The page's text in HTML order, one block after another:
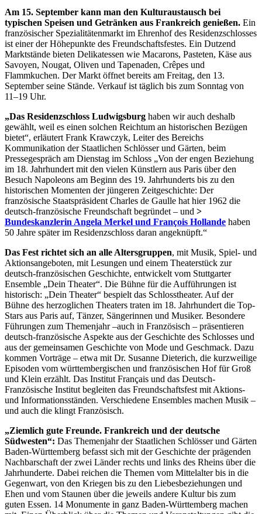
Am 15. September kann man den Kulturaustausch bei
typischen Speisen und Getränken aus Frankreich genießen. Ein
französischer Spezialitätenmarkt im Ehrenhof des Residenzschlosses
ist einer der Höhepunkte des Freundschaftsfestes. Ein Dutzend
Marktstände bieten Delikatessen wie Macarons, Pasteten, Käse aus
Savoyen, Nougat, Oliven und Tapenaden, Crêpes und
Flammkuchen. Der Markt öffnet bereits am Freitag, den 13.
September seine Stände. Verkauf ist täglich bis zum Sonntag von
11–19 Uhr.
„Das Residenzschloss Ludwigsburg haben wir auch deshalb
gewählt, weil es einen solchen Reichtum an historischen Bezügen
bietet“, erläutert Frank Krawczyk, Leiter des Bereichs
Kommunikation der Staatlichen Schlösser und Gärten, beim
Pressegespräch am Dienstag im Schloss „Von der engen Beziehung
im 18. Jahrhundert mit den vielen Künstlern aus Paris über den
Besuch Napoleons am Beginn des 19. Jahrhunderts bis zu den
historischen Momenten der jüngeren Zeitgeschichte: Der
französische Staatspräsident Charles de Gaulle hat hier 1962 die
deutsch-französische Freundschaft begründet – und >
Bundeskanzlerin Angela Merkel und François Hollande haben
50 Jahre später im Residenzschloss daran angeknüpft.“
Das Fest richtet sich an alle Altersgruppen, mit Musik, Spiel- und
Aktionsangeboten, mit Lesungen und einem Theaterstück zur
deutsch-französischen Geschichte, entwickelt vom Stuttgarter
Ensemble „Dein Theater“. Die Bühne für die Aufführungen ist
historisch: „Dein Theater“ bespielt das Schlosstheater. Auf der
Bühne des herzoglichen Theaters traten im 18. Jahrhundert die Top-
Stars aus Paris auf, Tänzer, Sängerinnen und Musiker. Besondere
Führungen zum Themenjahr –auch in Französisch – präsentieren
deutsch-französische Aspekte aus der Geschichte des Schlosses und
aus der gemeinsamen Geschichte von Mode und Geschmack. Dazu
kommen Vorträge – etwa mit Dr. Susanne Dieterich, die kurzweilige
Episoden vom württembergischen und französischen Hof für Groß
und Klein erzählt. Das Institut Français und das Deutsch-
Französische Institut begleiten das Freundschaftsfest mit Aktions-
und Informationsständen. Verschiedene Ensembles machen Musik –
und auch die klingt Französisch.
„Ziemlich gute Freunde. Frankreich und der deutsche
Südwesten“: Das Themenjahr der Staatlichen Schlösser und Gärten
Baden-Württemberg befasst sich mit der Geschichte der prägenden
Nachbarschaft der zwei Länder rechts und links des Rheins über die
Jahrhunderte. Dabei reichen die Themen vom Mittelalter bis in die
Gegenwart, von den Kriegen bis zu den Liebesbeziehungen und
Ehen und vom Staunen über die jeweils andere Kultur bis zum
guten Essen. 14 Monumente in ganz Baden-Württemberg machen